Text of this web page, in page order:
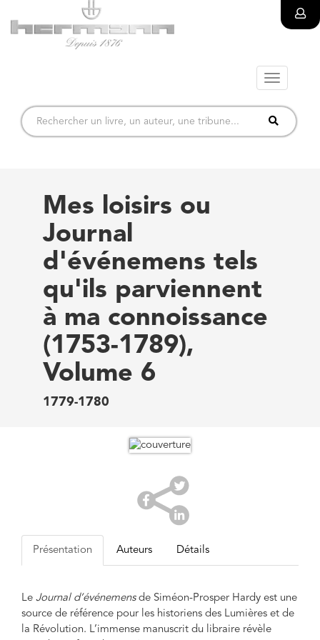
Toggle
Mes loisirs ou
Journal
d'événemens tels
qu'ils parviennent
à ma connoissance
(1753-1789),
Volume 6
1779-1780
Présentation Auteurs Détails
Le Journal d’événemensde Siméon-Prosper Hardy est une
source de référence pour les historiens des Lumières et de
la Révolution. L’immense manuscrit du libraire révèle